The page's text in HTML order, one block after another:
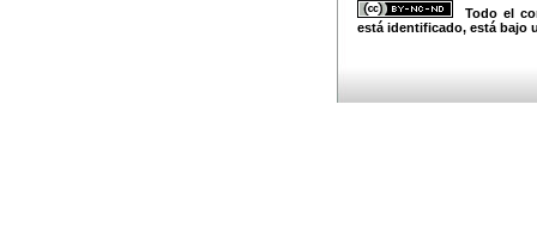
Todo el
está identificado, está bajo